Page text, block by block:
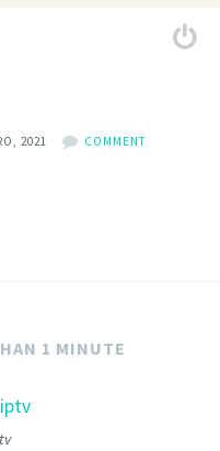
2021 COMMENT
1 MINUTE